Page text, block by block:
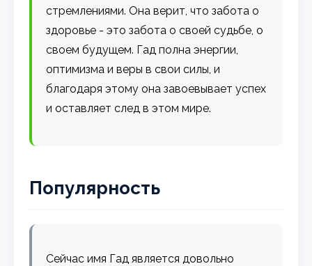
стремлениями. Она верит, что забота о
здоровье - это забота о своей судьбе, о
своем будущем. Гад полна энергии,
оптимизма и веры в свои силы, и
благодаря этому она завоевывает успех
и оставляет след в этом мире.
Популярность
Сейчас имя Гад является довольно